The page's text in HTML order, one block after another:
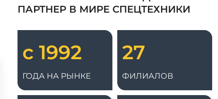
ПАРТНЕР В МИРЕ СПЕЦТЕХНИКИ
с 1992
ГОДА НА РЫНКЕ
27
ФИЛИАЛОВ